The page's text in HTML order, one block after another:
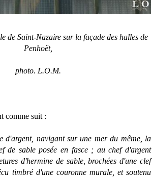
de Saint-Nazaire sur la façade des halles de
Penhoët,
photo. L.O.M.
comme suit :
d'argent, navigant sur une mer du même, la
de sable posée en fasce ; au chef d'argent
d'hermine de sable, brochées d'une clef
timbré d'une couronne murale, et soutenu